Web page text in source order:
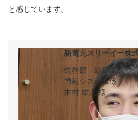
と感じています。
新電元スリーイー株
総務部 総務課
情報システム係
木村 雄太 様